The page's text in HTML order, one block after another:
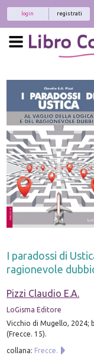
registrati
login
I paradossi di
ragionevole
Pizzi Claudio E.A.
LoGisma Editore
Vicchio di Mugello, 2024;
(Frecce. 15).
collana: Frecce.